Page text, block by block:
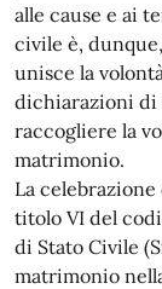
alle cause e ai
civile è,
unisce la
dichiarazioni di
raccogliere la
matrimonio.
La
titolo VI del
di Stato Civile
matrimonio